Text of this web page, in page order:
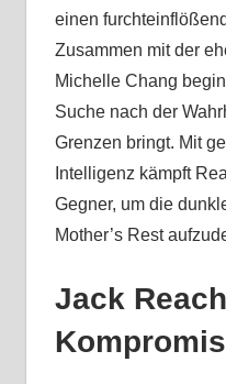
einen
Zusammen mit der
Michelle Chang
Suche nach der
Grenzen bringt. Mit
Intelligenz kämpft
Gegner, um die
Mother’s Rest
Jack